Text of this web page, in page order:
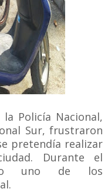
Policía Nacional,
Sur, frustraron
pretendía realizar
Durante el
uno de los